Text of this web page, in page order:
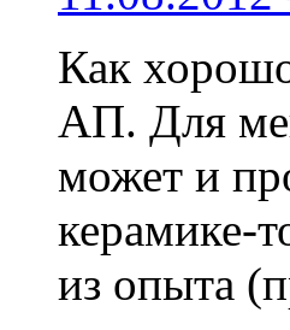
Как
АП. Для
может и
керамике-
из опыта